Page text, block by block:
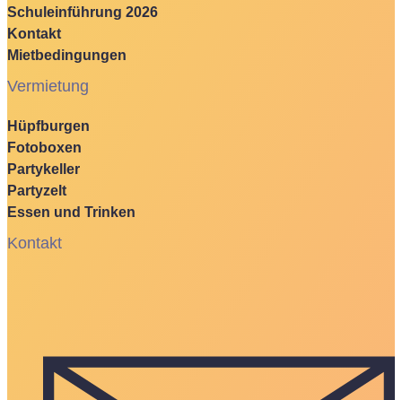
Schuleinführung 2026
Kontakt
Mietbedingungen
Vermietung
Hüpfburgen
Fotoboxen
Partykeller
Partyzelt
Essen und Trinken
Kontakt